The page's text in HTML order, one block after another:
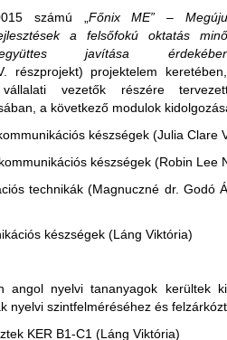
számú „ Főnix ME” –
a felsőfokú oktatás
együttes javítása
részprojekt) projektelem
vezetők részére
a következő modulok
készségek (Julia Clare
készségek (Robin Lee
technikák (Magnuczné dr. Godó
készségek (Láng Viktória)
angol nyelvi tananyagok kerültek
nyelvi szintfelméréséhez és
KER B1-C1 (Láng Viktória)